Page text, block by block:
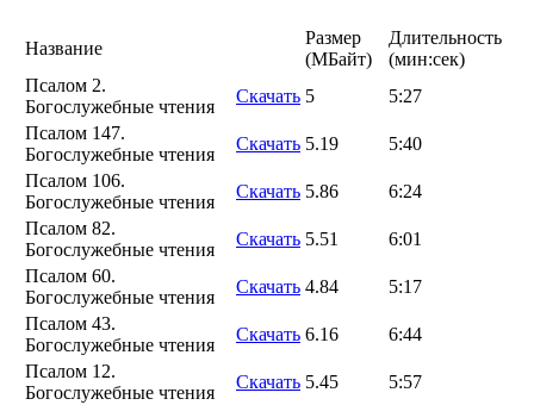
Название
Размер
(MБайт)
Длительность
(мин:сек)
Псалом 2.
Богослужебные чтения
Скачать 5
5:27
Псалом 147.
Богослужебные чтения
Скачать 5.19
5:40
Псалом 106.
Богослужебные чтения
Скачать 5.86
6:24
Псалом 82.
Богослужебные чтения
Скачать 5.51
6:01
Псалом 60.
Богослужебные чтения
Скачать 4.84
5:17
Псалом 43.
Богослужебные чтения
Скачать 6.16
6:44
Псалом 12.
Богослужебные чтения
Скачать 5.45
5:57